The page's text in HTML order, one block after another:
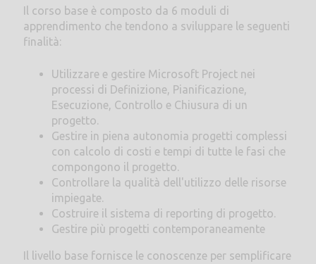
Il corso base è composto da 6 moduli di
apprendimento che tendono a sviluppare le seguenti
finalità:
Utilizzare e gestire Microsoft Project nei
processi di Definizione, Pianificazione,
Esecuzione, Controllo e Chiusura di un
progetto.
Gestire in piena autonomia progetti complessi
con calcolo di costi e tempi di tutte le fasi che
compongono il progetto.
Controllare la qualità dell'utilizzo delle risorse
impiegate.
Costruire il sistema di reporting di progetto.
Gestire più progetti contemporaneamente
Il livello base fornisce le conoscenze per semplificare